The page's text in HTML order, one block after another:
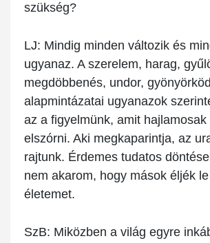
szükség?
LJ: Mindig minden változik és
ugyanaz. A szerelem, harag,
megdöbbenés, undor,
alapmintázatai ugyanazok
az a figyelmünk, amit hajlamosak
elszórni. Aki megkaparintja, az
rajtunk. Érdemes tudatos
nem akarom, hogy mások éljék
életemet.
SzB: Miközben a világ egyre